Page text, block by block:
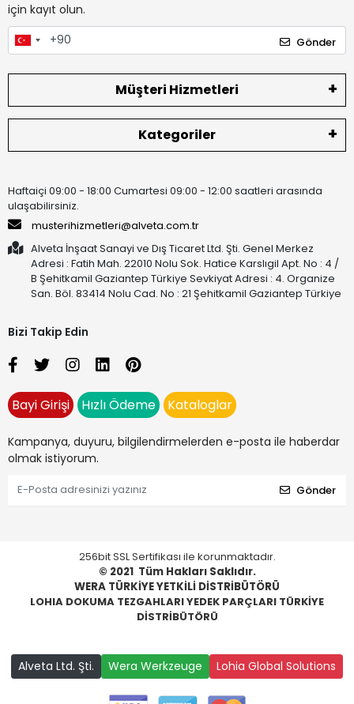
için kayıt olun.
Gönder
Müşteri Hizmetleri
Kategoriler
Haftaiçi 09:00 - 18:00 Cumartesi 09:00 - 12:00 saatleri arasında
ulaşabilirsiniz.
musterihizmetleri@alveta.com.tr
Alveta İnşaat Sanayi ve Dış Ticaret Ltd. Şti. Genel Merkez
Adresi : Fatih Mah. 22010 Nolu Sok. Hatice Karslıgil Apt. No : 4 /
B Şehitkamil Gaziantep Türkiye Sevkiyat Adresi : 4. Organize
San. Böl. 83414 Nolu Cad. No : 21 Şehitkamil Gaziantep Türkiye
Bizi Takip Edin
Bayi Girişi Hızlı Ödeme Kataloglar
Kampanya, duyuru, bilgilendirmelerden e-posta ile haberdar
olmak istiyorum.
Gönder
256bit SSL Sertifikası ile korunmaktadır.
© 2021 Tüm Hakları Saklıdır.
WERA TÜRKİYE YETKİLİ DİSTRİBÜTÖRÜ
LOHIA DOKUMA TEZGAHLARI YEDEK PARÇLARI TÜRKİYE
DİSTRİBÜTÖRÜ
Alveta Ltd. Şti. Wera Werkzeuge Lohia Global Solutions